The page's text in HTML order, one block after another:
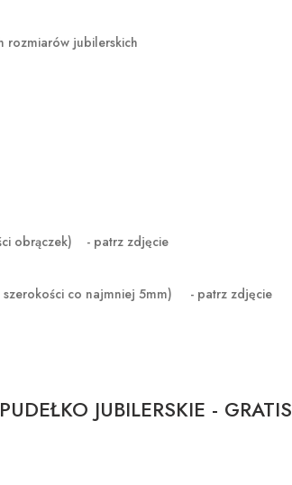
rozmiarów jubilerskich
obrączek) - patrz zdjęcie
szerokości co najmniej 5mm) - patrz zdjęcie
PUDEŁKO JUBILERSKIE - GRATIS